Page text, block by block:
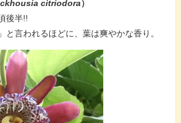
citriodora）
後半!!​
と言われるほどに、葉は爽やかな香り。